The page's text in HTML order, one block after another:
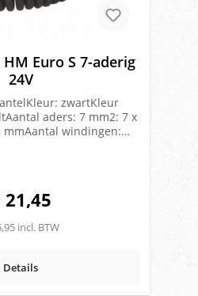
Euro S 7-aderig
24V
zwartKleur
aders: 7 mm2: 7 x
mmAantal windingen:
21,45
incl. BTW
Details